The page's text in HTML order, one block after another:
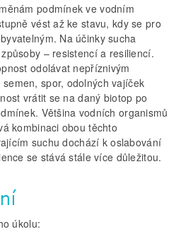
podmínek ve vodním
vést až ke stavu, kdy se pro
Na účinky sucha
– resistencí a resiliencí.
odolávat nepříznivým
spor, odolných vajíček
vrátit se na daný biotop po
Většina vodních organismů
kombinaci obou těchto
suchu dochází k oslabování
se stává stále více důležitou.
úkolu: